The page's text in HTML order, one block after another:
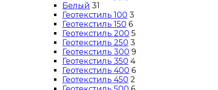
Белый 31
Геотекстиль 100 3
Геотекстиль 150 6
Геотекстиль 200 5
Геотекстиль 250 3
Геотекстиль 300 9
Геотекстиль 350 4
Геотекстиль 400 6
Геотекстиль 450 2